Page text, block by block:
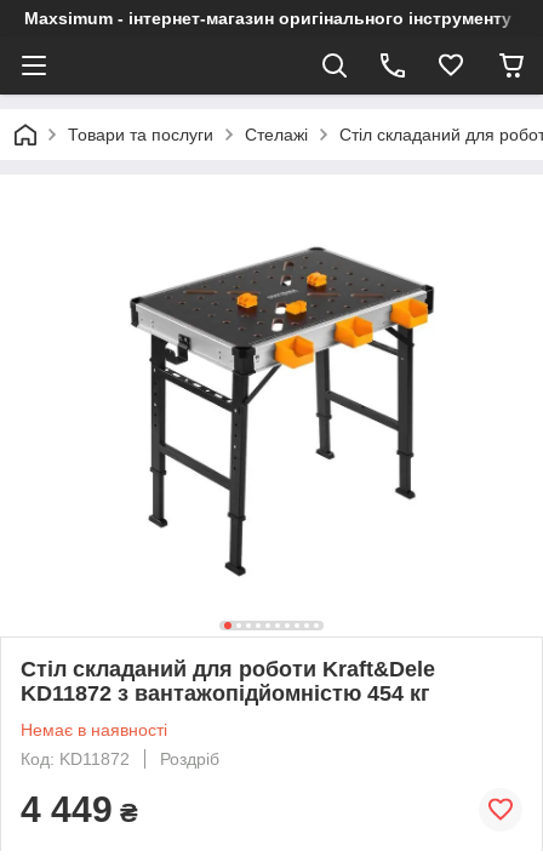
Maxsimum - інтернет-магазин оригінального інструменту
Товари та послуги Стелажі Стіл складаний для
Стіл складаний для роботи Kraft&Dele
KD11872 з вантажопідйомністю 454 кг
Немає в наявності
Код: KD11872
Роздріб
4 449 ₴